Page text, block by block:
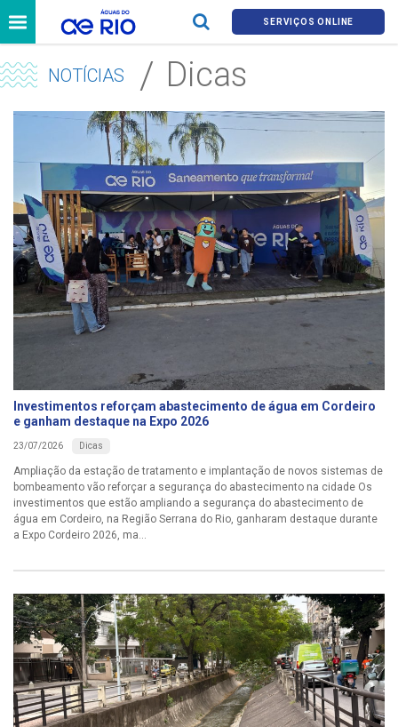
SERVIÇOS ONLINE
NOTÍCIAS Dicas
Investimentos reforçam abastecimento de água em Cordeiro
e ganham destaque na Expo 2026
23/07/2026 Dicas
Ampliação da estação de tratamento e implantação de novos sistemas de
bombeamento vão reforçar a segurança do abastecimento na cidade Os
investimentos que estão ampliando a segurança do abastecimento de
água em Cordeiro, na Região Serrana do Rio, ganharam destaque durante
a Expo Cordeiro 2026, ma...